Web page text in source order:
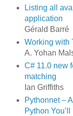
Listing all
application
Gérald Barré
Working with
A. Yohan
C# 11.0 new
matching
Ian Griffiths
Pythonnet –
Python You’ll